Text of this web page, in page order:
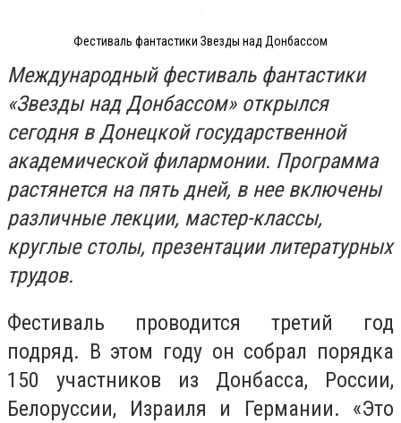
Фестиваль фантастики Звезды над Донбассом
Международный фестиваль фантастики
«Звезды над Донбассом» открылся
сегодня в Донецкой государственной
академической филармонии. Программа
растянется на пять дней, в нее включены
различные лекции, мастер-классы,
круглые столы, презентации литературных
трудов.
Фестиваль проводится третий год
подряд. В этом году он собрал порядка
150 участников из Донбасса, России,
Белоруссии, Израиля и Германии. «Это